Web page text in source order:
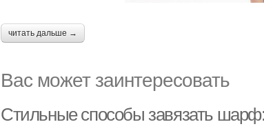
читать дальше →
Вас может заинтересовать
Стильные способы завязать